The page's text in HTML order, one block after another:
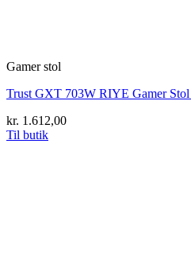
Gamer stol
Trust GXT 703W RIYE Gamer
kr. 1.612,00
Til butik